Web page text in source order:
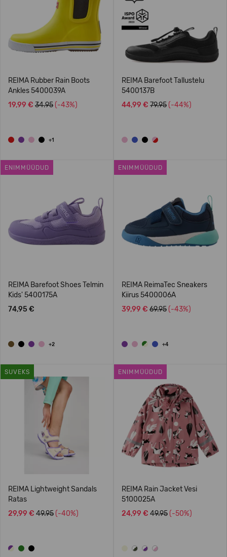
REIMA Rubber Rain Boots
Ankles 5400039A
19,99 € 34.95 (-43%)
+1
REIMA Barefoot Tallustelu
5400137B
44,99 € 79.95 (-44%)
ENIMMÜÜDUD
REIMA Barefoot Shoes Telmin
Kids' 5400175A
74,95 €
+2
ENIMMÜÜDUD
REIMA ReimaTec Sneakers
Kiirus 5400006A
39,99 € 69.95 (-43%)
+4
SUVEKS
REIMA Lightweight Sandals
Ratas
29,99 € 49.95 (-40%)
ENIMMÜÜDUD
REIMA Rain Jacket Vesi
5100025A
24,99 € 49.95 (-50%)